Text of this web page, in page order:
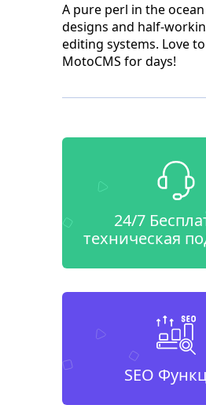
A pure perl in the
designs and half-
editing systems. Love
MotoCMS for days!
24/7
техническая
SEO